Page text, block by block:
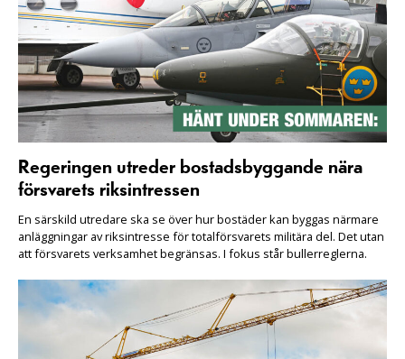
Regeringen utreder bostadsbyggande nära
försvarets riksintressen
En särskild utredare ska se över hur bostäder kan byggas närmare
anläggningar av riksintresse för totalförsvarets militära del. Det utan
att försvarets verksamhet begränsas. I fokus står bullerreglerna.